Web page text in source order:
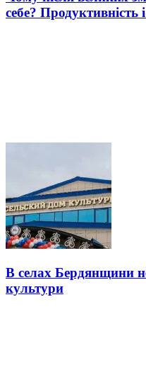
себе?
В селах Бердянщини
культури